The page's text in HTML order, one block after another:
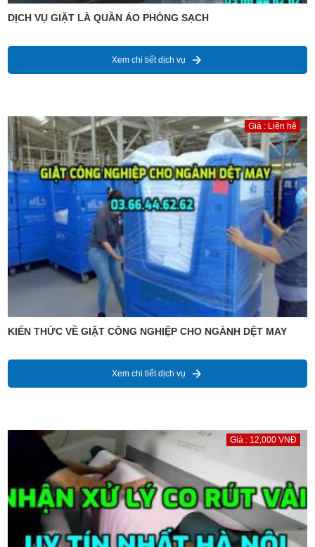
DỊCH VỤ GIẶT LÀ QUẦN ÁO PHÒNG SẠCH
Xem chi tiết dịch vụ
Giá : Liên hệ
KIẾN THỨC VỀ GIẶT CÔNG NGHIỆP CHO NGÀNH DỆT MAY
Xem chi tiết dịch vụ
Giá : 12,000 VNĐ